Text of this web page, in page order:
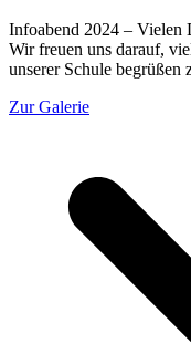
Infoabend 2024 – Vielen
Wir freuen uns darauf,
unserer Schule begrüßen
Zur Galerie